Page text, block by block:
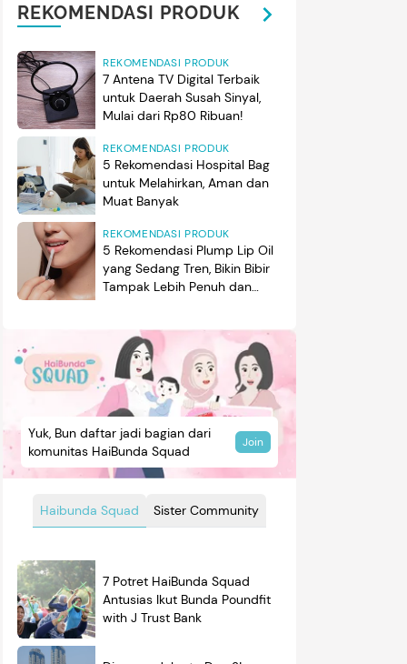
Nama Bayi Resep
REKOMENDASI PRODUK
REKOMENDASI PRODUK
7 Antena TV Digital Terbaik
untuk Daerah Susah Sinyal,
Mulai dari Rp80 Ribuan!
REKOMENDASI PRODUK
5 Rekomendasi Hospital Bag
untuk Melahirkan, Aman dan
Muat Banyak
REKOMENDASI PRODUK
5 Rekomendasi Plump Lip Oil
yang Sedang Tren, Bikin Bibir
Tampak Lebih Penuh dan
Haibunda Squad Sister Community
Yuk, Bun daftar jadi bagian dari
komunitas HaiBunda Squad
Join
7 Potret HaiBunda Squad
Antusias Ikut Bunda Poundfit
with J Trust Bank